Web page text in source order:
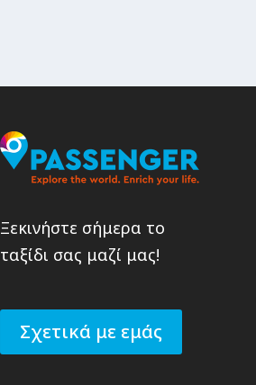
Ξεκινήστε σήμερα το
ταξίδι σας μαζί μας!
Σχετικά με εμάς